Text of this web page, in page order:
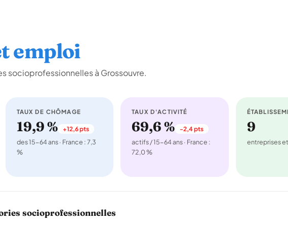
emploi
socioprofessionnelles à Grossouvre.
TAUX DE CHÔMAGE
19,9 % +12,6 pts
des 15-64 ans · France : 7,3
%
TAUX D'ACTIVITÉ
69,6 % -2,4 pts
actifs / 15-64 ans · France :
72,0 %
9
entreprises
socioprofessionnelles